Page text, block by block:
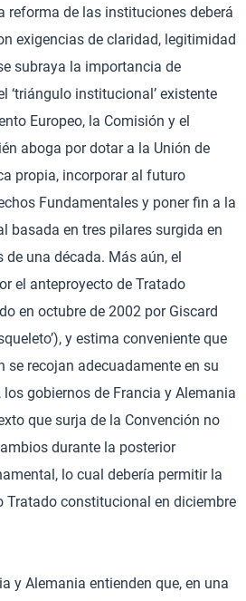
reforma de las instituciones deberá
exigencias de claridad, legitimidad
subraya la importancia de
‘triángulo institucional’ existente
Europeo, la Comisión y el
aboga por dotar a la Unión de
propia, incorporar al futuro
Fundamentales y poner fin a la
basada en tres pilares surgida en
una década. Más aún, el
el anteproyecto de Tratado
en octubre de 2002 por Giscard
y estima conveniente que
se recojan adecuadamente en su
gobiernos de Francia y Alemania
que surja de la Convención no
durante la posterior
lo cual debería permitir la
Tratado constitucional en diciembre
y Alemania entienden que, en una